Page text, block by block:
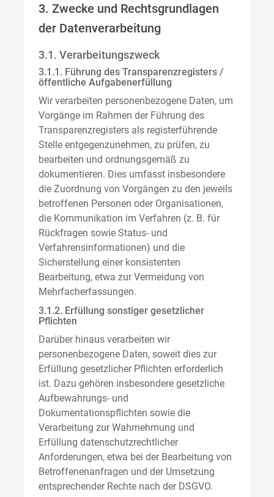
3. Zwecke und Rechtsgrundlagen
der Datenverarbeitung
3.1. Verarbeitungszweck
3.1.1. Führung des Transparenzregisters /
öffentliche Aufgabenerfüllung
Wir verarbeiten personenbezogene Daten, um
Vorgänge im Rahmen der Führung des
Transparenzregisters als registerführende
Stelle entgegenzunehmen, zu prüfen, zu
bearbeiten und ordnungsgemäß zu
dokumentieren. Dies umfasst insbesondere
die Zuordnung von Vorgängen zu den jeweils
betroffenen Personen oder Organisationen,
die Kommunikation im Verfahren (z. B. für
Rückfragen sowie Status- und
Verfahrensinformationen) und die
Sicherstellung einer konsistenten
Bearbeitung, etwa zur Vermeidung von
Mehrfacherfassungen.
3.1.2. Erfüllung sonstiger gesetzlicher
Pflichten
Darüber hinaus verarbeiten wir
personenbezogene Daten, soweit dies zur
Erfüllung gesetzlicher Pflichten erforderlich
ist. Dazu gehören insbesondere gesetzliche
Aufbewahrungs- und
Dokumentationspflichten sowie die
Verarbeitung zur Wahrnehmung und
Erfüllung datenschutzrechtlicher
Anforderungen, etwa bei der Bearbeitung von
Betroffenenanfragen und der Umsetzung
entsprechender Rechte nach der DSGVO.